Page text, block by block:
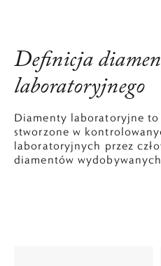
Definicja
laboratoryjnego
Diamenty laboratoryjne
stworzone w
laboratoryjnych przez
diamentów